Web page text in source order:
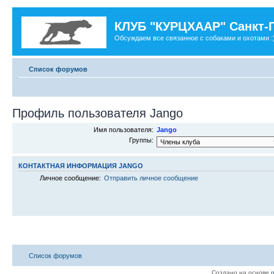
КЛУБ "КУРЦХААР" Санкт-
Обсуждаем все связанное с собаками и охотами
Список форумов
Профиль пользователя Jango
Имя пользователя: Jango
Группы:
КОНТАКТНАЯ ИНФОРМАЦИЯ JANGO
Личное сообщение: Отправить личное сообщение
Список форумов
Создано на основе